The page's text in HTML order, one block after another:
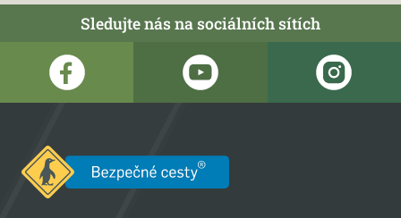
Sledujte nás na sociálních sítích